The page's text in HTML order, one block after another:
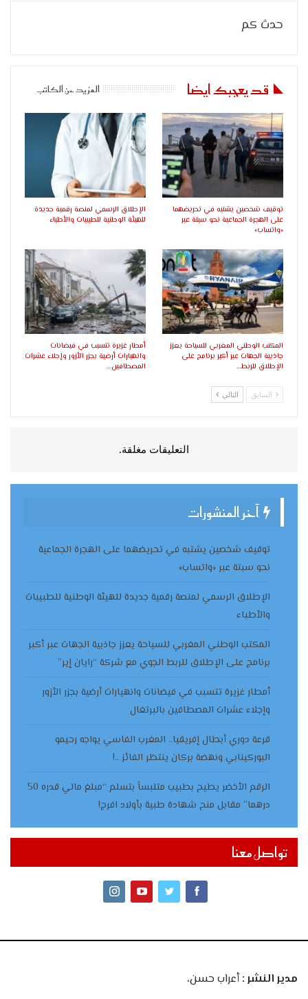
حدث كم
قد يعجبك ايضا المزيد عن الكاتب
توقيف شخصين يشتبه في تحريضهما
على الهجرة الجماعية نحو سبتة عبر
«واتساب»
الإطلاق الرسمي لمنصة رقمية جديدة
للهيئة الوطنية للطبيبات والأطباء
المكتب الوطني المغربي للسياحة يعزز
جاذبية الجهات عبر أكبر برنامج على
الإطلاق للربط…
أمطار غزيرة تتسبب في فيضانات
وانهيارات أرضية بجزر الأزور وإجلاء عشرات
المصطافين…
السابق التالي
التعليقات مغلقة.
آخر المنشورات
توقيف شخصين يشتبه في تحريضهما على الهجرة الجماعية
نحو سبتة عبر «واتساب»
الإطلاق الرسمي لمنصة رقمية جديدة للهيئة الوطنية للطبيبات
والأطباء
المكتب الوطني المغربي للسياحة يعزز جاذبية الجهات عبر أكبر
برنامج على الإطلاق للربط الجوي مع شركة “رايان إير”
أمطار غزيرة تتسبب في فيضانات وانهيارات أرضية بجزر الأزور
وإجلاء عشرات المصطافين بالبرتغال
قرعة دوري أبطال إفريقيا.. المغرب الفاسي يواجه رحيمو
البوركينابي ونهضة بركان ينتظر الفائز ..!
الرقم الأخضر يطيح بطبيب متلبساً بتسلم “مبلغ مالي قدره 50
درهما” مقابل منح شهادة طبية بأولاد افرج!
تواصل معنا
مدير النشر :أعراب حسن،